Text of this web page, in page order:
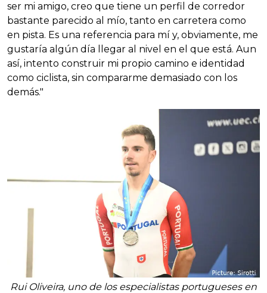
ser mi amigo, creo que tiene un perfil de corredor
bastante parecido al mío, tanto en carretera como
en pista. Es una referencia para mí y, obviamente, me
gustaría algún día llegar al nivel en el que está. Aun
así, intento construir mi propio camino e identidad
como ciclista, sin compararme demasiado con los
demás."
Rui Oliveira, uno de los especialistas portugueses en